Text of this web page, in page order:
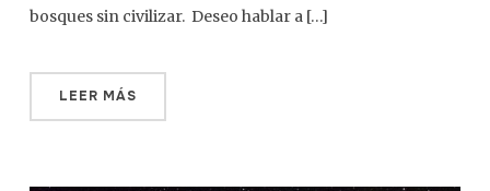
bosques sin civilizar. Deseo hablar a […]
LEER MÁS